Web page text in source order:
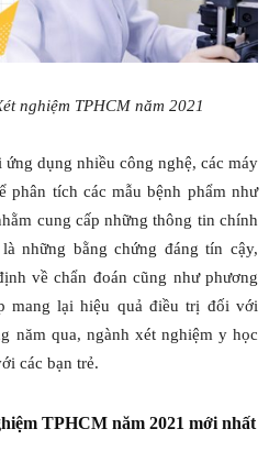
nghiệm TPHCM năm 2021
dụng nhiều công nghệ, các máy
phân tích các mẫu bệnh phẩm như
cung cấp những thông tin chính
những bằng chứng đáng tín cậy,
về chẩn đoán cũng như phương
mang lại hiệu quả điều trị đối với
năm qua, ngành xét nghiệm y học
các bạn trẻ.
TPHCM năm 2021 mới nhất